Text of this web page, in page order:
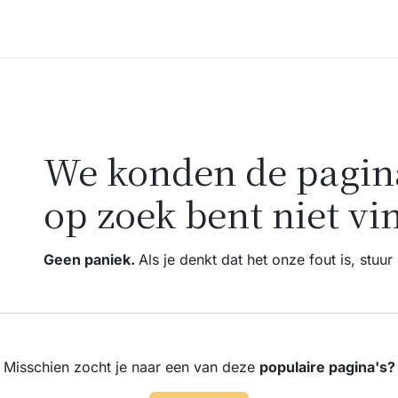
Fout 404
We konden de
op zoek bent niet
Geen paniek. Als je denkt dat het onze fout is,
Misschien zocht je naar een van deze populaire pagina's?